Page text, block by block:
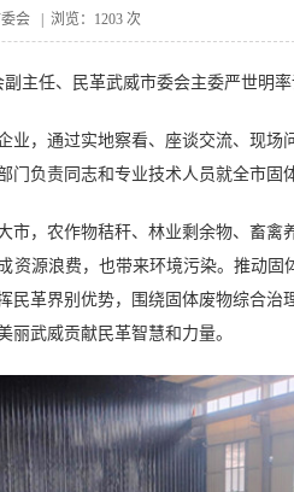
会 | 浏览：1203 次
主任、民革武威市委会主委严世明
业，通过实地察看、座谈交流、现
门负责同志和专业技术人员就全市
市，农作物秸秆、林业剩余物、畜
资源浪费，也带来环境污染。推动
民革界别优势，围绕固体废物综合
丽武威贡献民革智慧和力量。